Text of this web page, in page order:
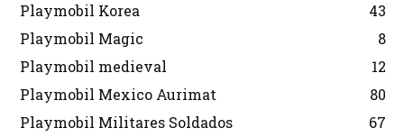
Playmobil Korea
43
Playmobil Magic
8
Playmobil medieval
12
Playmobil Mexico Aurimat
80
Playmobil Militares Soldados
67